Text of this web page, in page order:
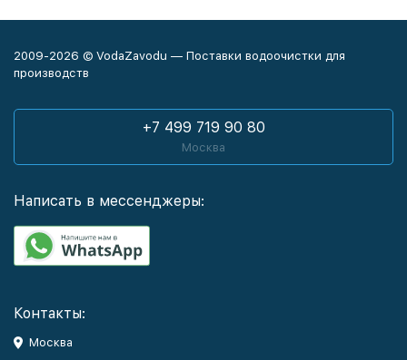
2009-2026 © VodaZavodu — Поставки водоочистки для
производств
+7 499 719 90 80
Москва
Написать в мессенджеры:
Контакты:
Москва